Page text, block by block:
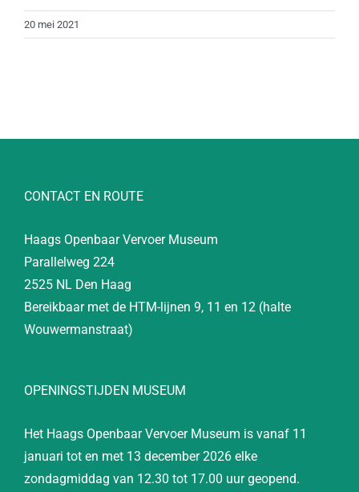
20 mei 2021
CONTACT EN ROUTE
Haags Openbaar Vervoer Museum
Parallelweg 224
2525 NL Den Haag
Bereikbaar met de HTM-lijnen 9, 11 en 12 (halte
Wouwermanstraat)
OPENINGSTIJDEN MUSEUM
Het Haags Openbaar Vervoer Museum is vanaf 11
januari tot en met 13 december 2026 elke
zondagmiddag van 12.30 tot 17.00 uur geopend.